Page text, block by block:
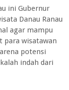
ini Gubernur
Danau Ranau
agar mampu
para wisatawan
potensi
indah dari